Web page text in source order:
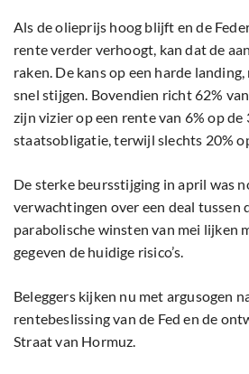
Als de olieprijs hoog blijft en de
rente verder verhoogt, kan dat de
raken. De kans op een harde
snel stijgen. Bovendien richt 62%
zijn vizier op een rente van 6% op
staatsobligatie, terwijl slechts 20%
De sterke beursstijging in april was
verwachtingen over een deal tussen
parabolische winsten van mei lijken
gegeven de huidige risico’s.
Beleggers kijken nu met argusogen
rentebeslissing van de Fed en de
Straat van Hormuz.